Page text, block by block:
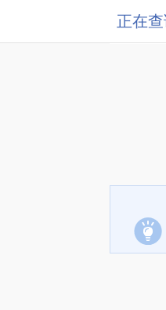
正在